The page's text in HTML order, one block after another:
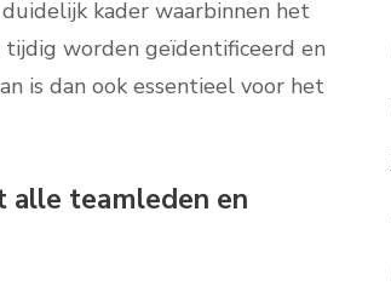
kader waarbinnen het
worden geïdentificeerd en
is dan ook essentieel voor het
alle teamleden en